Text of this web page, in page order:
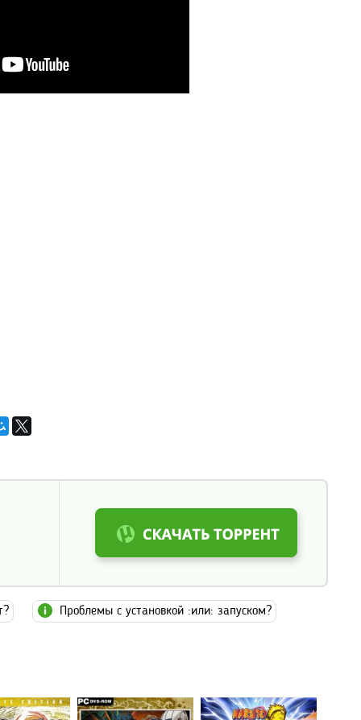
Проблемы с установкой :или: запуском?